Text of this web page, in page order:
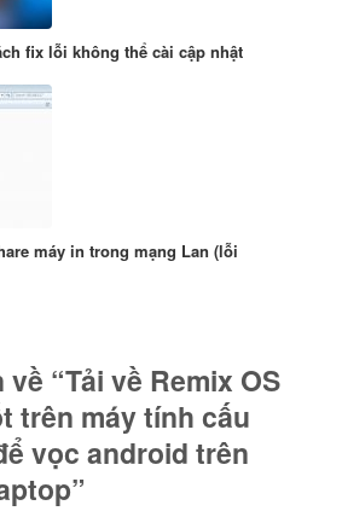
fix lỗi không thể cài cập nhật
máy in trong mạng Lan (lỗi
“Tải về Remix OS
trên máy tính cấu
vọc android trên